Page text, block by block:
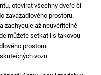
otevírat všechny dveře či
zavazadlového prostoru.
zachycuje až neuvěřitelně
můžete setkat i s takovou
prostoru
vozů.